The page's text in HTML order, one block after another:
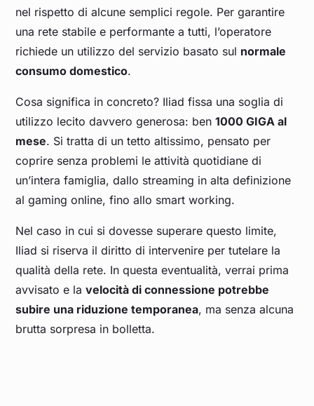
nel rispetto di alcune semplici regole. Per garantire
una rete stabile e performante a tutti, l’operatore
richiede un utilizzo del servizio basato sul normale
consumo domestico.
Cosa significa in concreto? Iliad fissa una soglia di
utilizzo lecito davvero generosa: ben1000 GIGA al
mese. Si tratta di un tetto altissimo, pensato per
coprire senza problemi le attività quotidiane di
un’intera famiglia, dallo streaming in alta definizione
al gaming online, fino allo smart working.
Nel caso in cui si dovesse superare questo limite,
Iliad si riserva il diritto di intervenire per tutelare la
qualità della rete. In questa eventualità, verrai prima
avvisato e lavelocità di connessione potrebbe
subire una riduzione temporanea, ma senza alcuna
brutta sorpresa in bolletta.